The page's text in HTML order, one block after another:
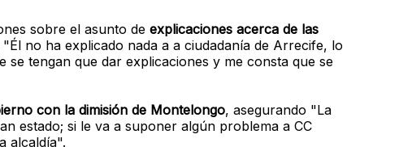
sobre el asunto de explicaciones acerca de las
no ha explicado nada a a ciudadanía de Arrecife, lo
tengan que dar explicaciones y me consta que se
con la dimisión de Montelongo, asegurando "La
estado; si le va a suponer algún problema a CC
alcaldía".